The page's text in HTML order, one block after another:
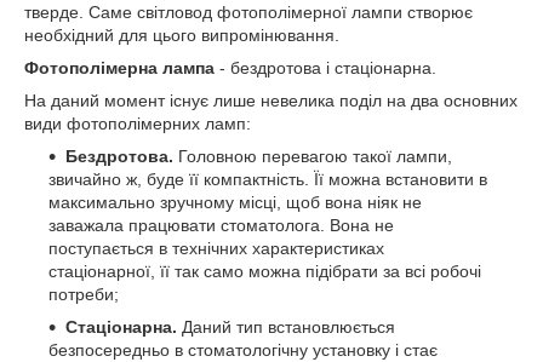
тверде. Саме світловод фотополімерної лампи створює
необхідний для цього випромінювання.
Фотополімерна лампа - бездротова і стаціонарна.
На даний момент існує лише невелика поділ на два основних
види фотополімерних ламп:
Бездротова. Головною перевагою такої лампи,
звичайно ж, буде її компактність. Її можна встановити в
максимально зручному місці, щоб вона ніяк не
заважала працювати стоматолога. Вона не
поступається в технічних характеристиках
стаціонарної, її так само можна підібрати за всі робочі
потреби;
Стаціонарна. Даний тип встановлюється
безпосередньо в стоматологічну установку і стає